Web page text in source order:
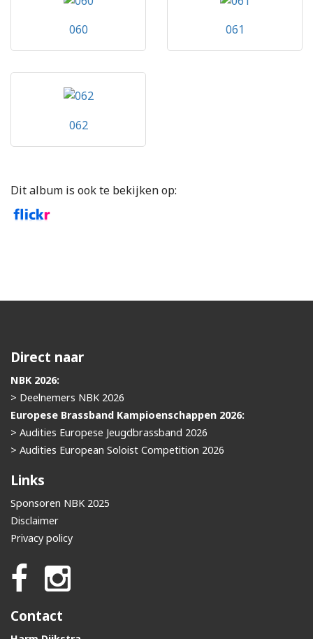
060 061
062
Dit album is ook te bekijken op:
Direct naar
NBK 2026:
> Deelnemers NBK 2026
Europese Brassband Kampioenschappen 2026:
> Audities Europese Jeugdbrassband 2026
> Audities European Soloist Competition 2026
Links
Sponsoren NBK 2025
Disclaimer
Privacy policy
Contact